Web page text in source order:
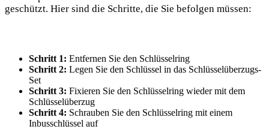
⁤geschützt. ‍Hier sind die Schritte, die Sie befolgen ​müssen:
Schritt 1: Entfernen⁢ Sie den Schlüsselring
Schritt 2: Legen Sie den Schlüssel in das⁢ Schlüsselüberzugs-
Set
Schritt 3: Fixieren Sie den Schlüsselring wieder mit dem
Schlüsselüberzug
Schritt 4: Schrauben Sie den‌ Schlüsselring mit einem
Inbusschlüssel auf